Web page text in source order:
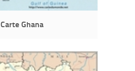
Carte Ghana